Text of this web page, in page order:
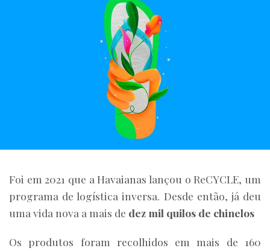
Foi em 2021 que a Havaianas lançou o ReCYCLE, um
programa de logística inversa. Desde então, já deu
uma vida nova a mais de dez mil quilos de chinelos
Os produtos foram recolhidos em mais de 160